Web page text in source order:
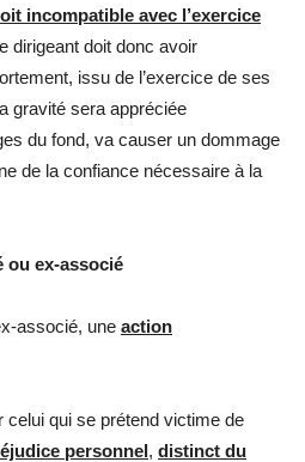
incompatible avec l’exercice
dirigeant doit donc avoir
issu de l’exercice de ses
gravité sera appréciée
du fond, va causer un dommage
de la confiance nécessaire à la
ou ex-associé
associé, une action
celui qui se prétend victime de
personnel, distinct du